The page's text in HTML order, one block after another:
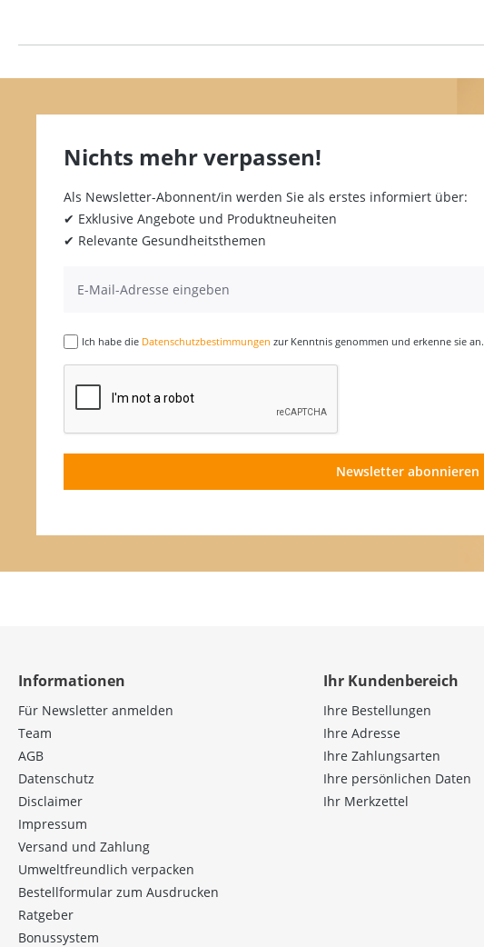
Nichts mehr verpassen!
Als Newsletter-Abonnent/in werden Sie als erstes informiert über:
✔ Exklusive Angebote und Produktneuheiten
✔ Relevante Gesundheitsthemen
Ich habe die Datenschutzbestimmungen zur Kenntnis genommen und erkenne sie an.
Newsletter abonnieren
Informationen
Für Newsletter anmelden
Team
AGB
Datenschutz
Disclaimer
Impressum
Versand und Zahlung
Umweltfreundlich verpacken
Bestellformular zum Ausdrucken
Ratgeber
Bonussystem
Ihr Kundenbereich
Ihre Bestellungen
Ihre Adresse
Ihre Zahlungsarten
Ihre persönlichen Daten
Ihr Merkzettel